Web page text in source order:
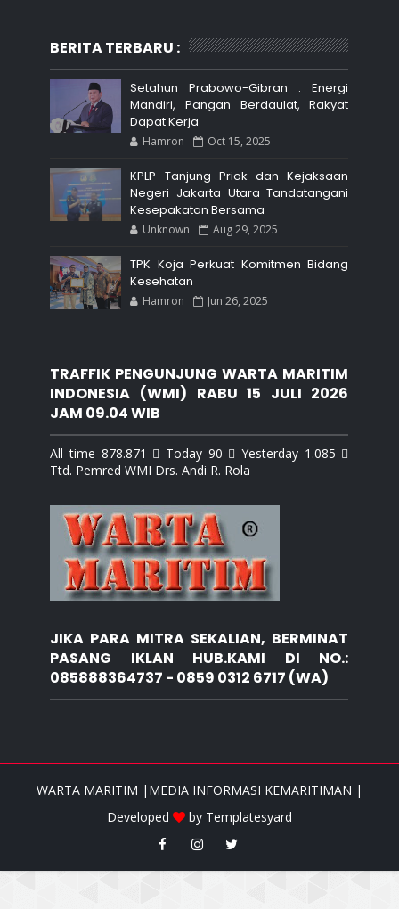
BERITA TERBARU :
Setahun Prabowo-Gibran : Energi
Mandiri, Pangan Berdaulat, Rakyat
Dapat Kerja
Hamron Oct 15, 2025
KPLP Tanjung Priok dan Kejaksaan
Negeri Jakarta Utara Tandatangani
Kesepakatan Bersama
Unknown Aug 29, 2025
TPK Koja Perkuat Komitmen Bidang
Kesehatan
Hamron Jun 26, 2025
TRAFFIK PENGUNJUNG WARTA MARITIM
INDONESIA (WMI) RABU 15 JULI 2026
JAM 09.04 WIB
All time 878.871  Today 90  Yesterday 1.085 
Ttd. Pemred WMI Drs. Andi R. Rola
JIKA PARA MITRA SEKALIAN, BERMINAT
PASANG IKLAN HUB.KAMI DI NO.:
085888364737 - 0859 0312 6717 (WA)
WARTA MARITIM |MEDIA INFORMASI KEMARITIMAN |
Developed
by Templatesyard